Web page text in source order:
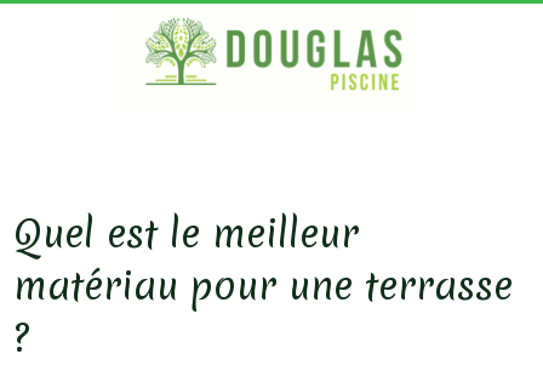
Quel est le meilleur
matériau pour une terrasse
?